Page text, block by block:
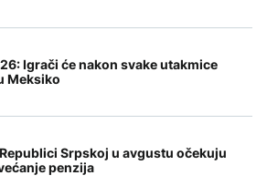
Igrači će nakon svake utakmice
Meksiko
Srpskoj u avgustu očekuju
penzija